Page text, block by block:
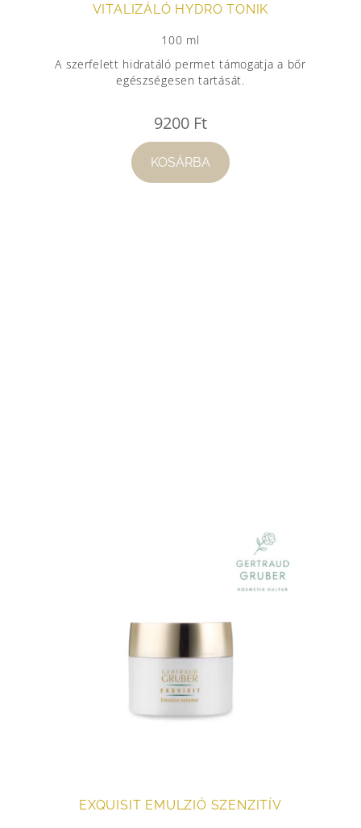
VITALIZÁLÓ HYDRO TONIK
100 ml
A szerfelett hidratáló permet támogatja a bőr
egészségesen tartását.
9200 Ft
KOSÁRBA
EXQUISIT EMULZIÓ SZENZITÍV